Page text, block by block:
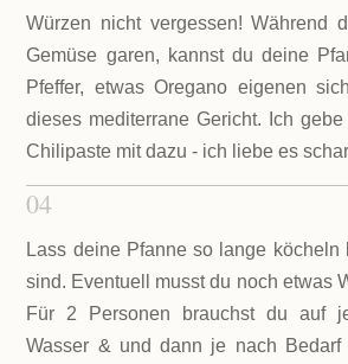
Würzen nicht vergessen! Während
Gemüse garen, kannst du deine
Pfeffer, etwas Oregano eigenen
dieses mediterrane Gericht. Ich
Chilipaste mit dazu - ich liebe es
04
Lass deine Pfanne so lange
sind. Eventuell musst du noch etwas
Für 2 Personen brauchst du auf
Wasser & und dann je nach Bedarf